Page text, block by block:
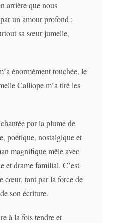
arrière que nous
un amour profond :
sa sœur jumelle,
énormément touchée, le
Calliope m’a tiré les
par la plume de
poétique, nostalgique et
magnifique mêle avec
et drame familial. C’est
cœur, tant par la force de
son écriture.
à la fois tendre et